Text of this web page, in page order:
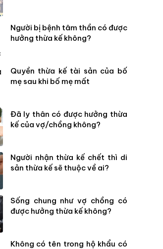
Người bị bệnh tâm thần có được
hưởng thừa kế không?
Quyền thừa kế tài sản của bố
mẹ sau khi bố mẹ mất
Đã ly thân có được hưởng thừa
kế của vợ/chồng không?
Người nhận thừa kế chết thì di
sản thừa kế sẽ thuộc về ai?
Sống chung như vợ chồng có
được hưởng thừa kế không?
Không có tên trong hộ khẩu có